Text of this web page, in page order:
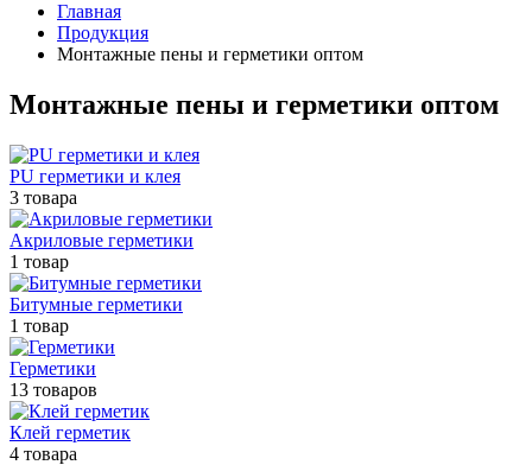
Главная
Продукция
Монтажные пены и герметики оптом
Монтажные пены и герметики оптом
PU герметики и клея
3 товара
Акриловые герметики
1 товар
Битумные герметики
1 товар
Герметики
13 товаров
Клей герметик
4 товара